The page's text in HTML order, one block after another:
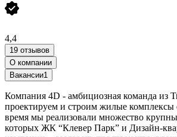
4,4
19 отзывов
О компании
Вакансии1
Компания 4D - амбициозная команда
проектируем и строим жилые комплексы
время мы реализовали множество
которых ЖК “Клевер Парк” и Дизайн-